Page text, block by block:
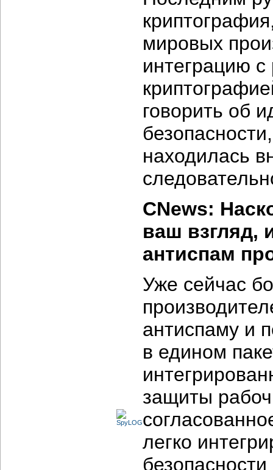
мировых
интеграцию
говорить об
находилась
CNews:
ваш взгляд,
антиспам
Уже сейчас
антиспаму и
в едином
защиты
легко